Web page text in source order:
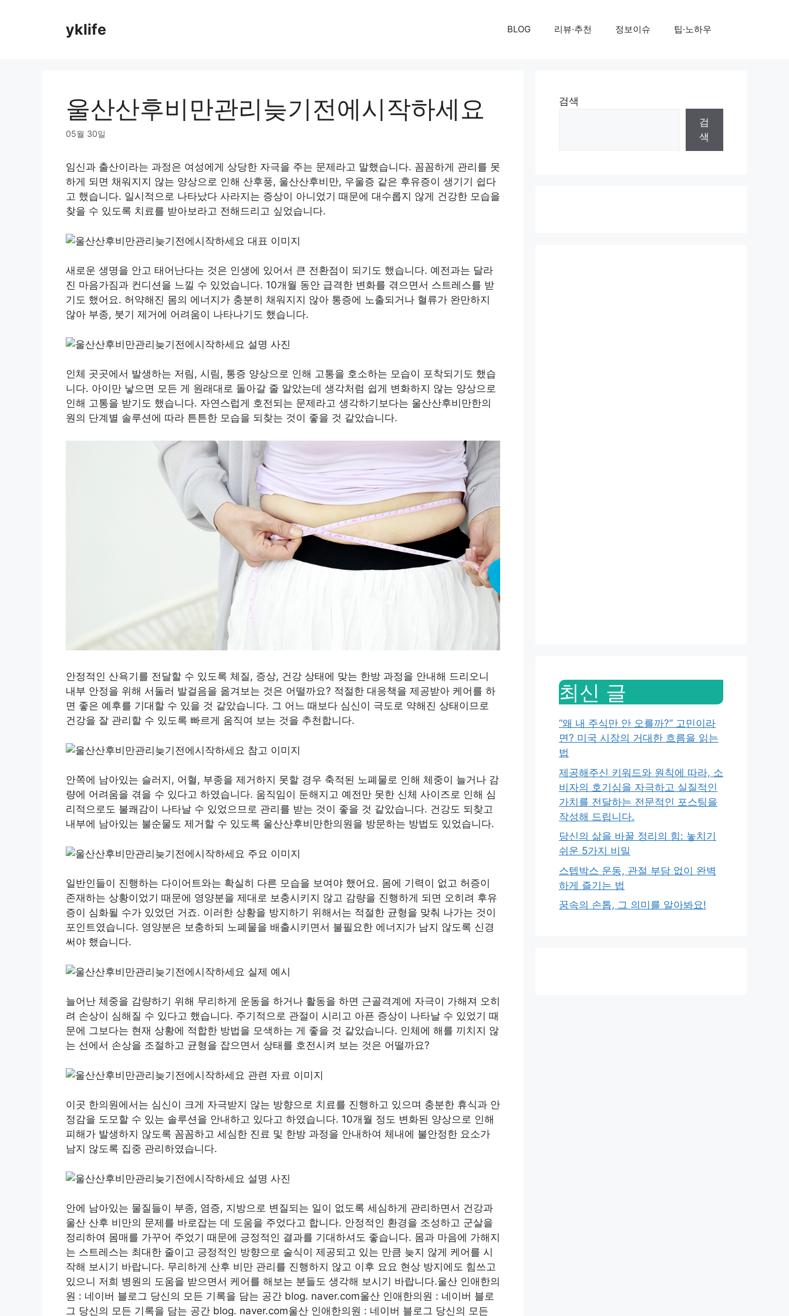
yklife BLOG 리뷰·추천 정보이슈 팁·노하우
울산산후비만관리늦기전에시작하세요
05월 30일
임신과 출산이라는 과정은 여성에게 상당한 자극을 주는 문제라고 말했습니다. 꼼꼼하게 관리를 못
하게 되면 채워지지 않는 양상으로 인해 산후풍, 울산산후비만, 우울증 같은 후유증이 생기기 쉽다
고 했습니다. 일시적으로 나타났다 사라지는 증상이 아니었기 때문에 대수롭지 않게 건강한 모습을
찾을 수 있도록 치료를 받아보라고 전해드리고 싶었습니다.
새로운 생명을 안고 태어난다는 것은 인생에 있어서 큰 전환점이 되기도 했습니다. 예전과는 달라
진 마음가짐과 컨디션을 느낄 수 있었습니다. 10개월 동안 급격한 변화를 겪으면서 스트레스를 받
기도 했어요. 허약해진 몸의 에너지가 충분히 채워지지 않아 통증에 노출되거나 혈류가 완만하지
않아 부종, 붓기 제거에 어려움이 나타나기도 했습니다.
인체 곳곳에서 발생하는 저림, 시림, 통증 양상으로 인해 고통을 호소하는 모습이 포착되기도 했습
니다. 아이만 낳으면 모든 게 원래대로 돌아갈 줄 알았는데 생각처럼 쉽게 변화하지 않는 양상으로
인해 고통을 받기도 했습니다. 자연스럽게 호전되는 문제라고 생각하기보다는 울산산후비만한의
원의 단계별 솔루션에 따라 튼튼한 모습을 되찾는 것이 좋을 것 같았습니다.
안정적인 산욕기를 전달할 수 있도록 체질, 증상, 건강 상태에 맞는 한방 과정을 안내해 드리오니
내부 안정을 위해 서둘러 발걸음을 옮겨보는 것은 어떨까요? 적절한 대응책을 제공받아 케어를 하
면 좋은 예후를 기대할 수 있을 것 같았습니다. 그 어느 때보다 심신이 극도로 약해진 상태이므로
건강을 잘 관리할 수 있도록 빠르게 움직여 보는 것을 추천합니다.
안쪽에 남아있는 슬러지, 어혈, 부종을 제거하지 못할 경우 축적된 노폐물로 인해 체중이 늘거나 감
량에 어려움을 겪을 수 있다고 하였습니다. 움직임이 둔해지고 예전만 못한 신체 사이즈로 인해 심
리적으로도 불쾌감이 나타날 수 있었으므로 관리를 받는 것이 좋을 것 같았습니다. 건강도 되찾고
내부에 남아있는 불순물도 제거할 수 있도록 울산산후비만한의원을 방문하는 방법도 있었습니다.
일반인들이 진행하는 다이어트와는 확실히 다른 모습을 보여야 했어요. 몸에 기력이 없고 허증이
존재하는 상황이었기 때문에 영양분을 제대로 보충시키지 않고 감량을 진행하게 되면 오히려 후유
증이 심화될 수가 있었던 거죠. 이러한 상황을 방지하기 위해서는 적절한 균형을 맞춰 나가는 것이
포인트였습니다. 영양분은 보충하되 노폐물을 배출시키면서 불필요한 에너지가 남지 않도록 신경
써야 했습니다.
늘어난 체중을 감량하기 위해 무리하게 운동을 하거나 활동을 하면 근골격계에 자극이 가해져 오히
려 손상이 심해질 수 있다고 했습니다. 주기적으로 관절이 시리고 아픈 증상이 나타날 수 있었기 때
문에 그보다는 현재 상황에 적합한 방법을 모색하는 게 좋을 것 같았습니다. 인체에 해를 끼치지 않
는 선에서 손상을 조절하고 균형을 잡으면서 상태를 호전시켜 보는 것은 어떨까요?
이곳 한의원에서는 심신이 크게 자극받지 않는 방향으로 치료를 진행하고 있으며 충분한 휴식과 안
정감을 도모할 수 있는 솔루션을 안내하고 있다고 하였습니다. 10개월 정도 변화된 양상으로 인해
피해가 발생하지 않도록 꼼꼼하고 세심한 진료 및 한방 과정을 안내하여 체내에 불안정한 요소가
남지 않도록 집중 관리하였습니다.
안에 남아있는 물질들이 부종, 염증, 지방으로 변질되는 일이 없도록 세심하게 관리하면서 건강과
울산 산후 비만의 문제를 바로잡는 데 도움을 주었다고 합니다. 안정적인 환경을 조성하고 군살을
정리하여 몸매를 가꾸어 주었기 때문에 긍정적인 결과를 기대하셔도 좋습니다. 몸과 마음에 가해지
는 스트레스는 최대한 줄이고 긍정적인 방향으로 술식이 제공되고 있는 만큼 늦지 않게 케어를 시
작해 보시기 바랍니다. 무리하게 산후 비만 관리를 진행하지 않고 이후 요요 현상 방지에도 힘쓰고
있으니 저희 병원의 도움을 받으면서 케어를 해보는 분들도 생각해 보시기 바랍니다.울산 인애한의
원 : 네이버 블로그 당신의 모든 기록을 담는 공간 blog. naver.com울산 인애한의원 : 네이버 블로
그 당신의 모든 기록을 담는 공간 blog. naver.com울산 인애한의원 : 네이버 블로그 당신의 모든
검색
검
색
최신 글
“왜 내 주식만 안 오를까?” 고민이라
면? 미국 시장의 거대한 흐름을 읽는
법
제공해주신 키워드와 원칙에 따라, 소
비자의 호기심을 자극하고 실질적인
가치를 전달하는 전문적인 포스팅을
작성해 드립니다.
당신의 삶을 바꿀 정리의 힘: 놓치기
쉬운 5가지 비밀
스텝박스 운동, 관절 부담 없이 완벽
하게 즐기는 법
꿈속의 손톱, 그 의미를 알아봐요!